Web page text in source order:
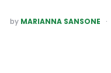
POSTED
BY
by MARIANNA SANSONE